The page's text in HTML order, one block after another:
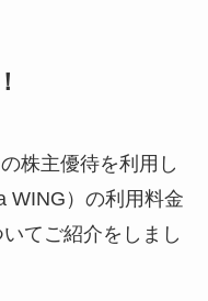
株主優待を利用し
WING）の利用料金
てご紹介をしまし